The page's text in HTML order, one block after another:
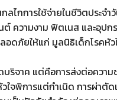
ลไกการใช้จ่ายในชีวิตประจ
ความงาม ฟิตเนส และอุป
ดภัยให้แก่ มูลนิธิเด็กโรคหั
ริจาค แต่คือการส่งต่อควา
ใจพิการแต่กำเนิด การผ่าตั